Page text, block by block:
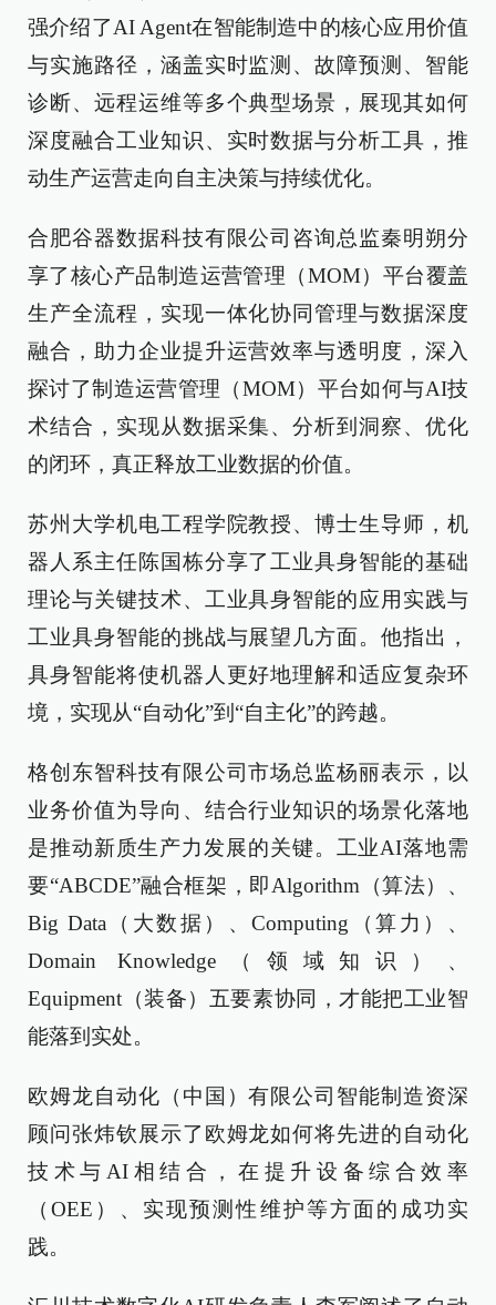
强介绍了AI Agent在智能制造中的核心应用价值
与实施路径，涵盖实时监测、故障预测、智能
诊断、远程运维等多个典型场景，展现其如何
深度融合工业知识、实时数据与分析工具，推
动生产运营走向自主决策与持续优化。
合肥谷器数据科技有限公司咨询总监秦明朔分
享了核心产品制造运营管理（MOM）平台覆盖
生产全流程，实现一体化协同管理与数据深度
融合，助力企业提升运营效率与透明度，深入
探讨了制造运营管理（MOM）平台如何与AI技
术结合，实现从数据采集、分析到洞察、优化
的闭环，真正释放工业数据的价值。
苏州大学机电工程学院教授、博士生导师，机
器人系主任陈国栋分享了工业具身智能的基础
理论与关键技术、工业具身智能的应用实践与
工业具身智能的挑战与展望几方面。他指出，
具身智能将使机器人更好地理解和适应复杂环
境，实现从“自动化”到“自主化”的跨越。
格创东智科技有限公司市场总监杨丽表示，以
业务价值为导向、结合行业知识的场景化落地
是推动新质生产力发展的关键。工业AI落地需
要“ABCDE”融合框架，即Algorithm（算法）、
Big Data（大数据）、Computing（算力）、
Domain Knowledge（领域知识）、
Equipment（装备）五要素协同，才能把工业智
能落到实处。
欧姆龙自动化（中国）有限公司智能制造资深
顾问张炜钦展示了欧姆龙如何将先进的自动化
技术与AI相结合，在提升设备综合效率
（OEE）、实现预测性维护等方面的成功实
践。